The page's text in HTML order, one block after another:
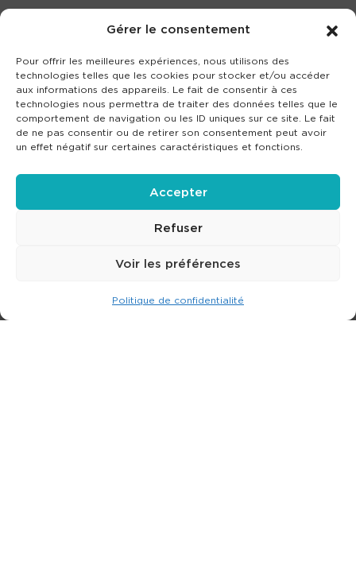
Gérer le consentement
Pour offrir les meilleures expériences, nous utilisons des
technologies telles que les cookies pour stocker et/ou accéder
aux informations des appareils. Le fait de consentir à ces
technologies nous permettra de traiter des données telles que le
comportement de navigation ou les ID uniques sur ce site. Le fait
de ne pas consentir ou de retirer son consentement peut avoir
un effet négatif sur certaines caractéristiques et fonctions.
Accepter
Refuser
Voir les préférences
Politique de confidentialité